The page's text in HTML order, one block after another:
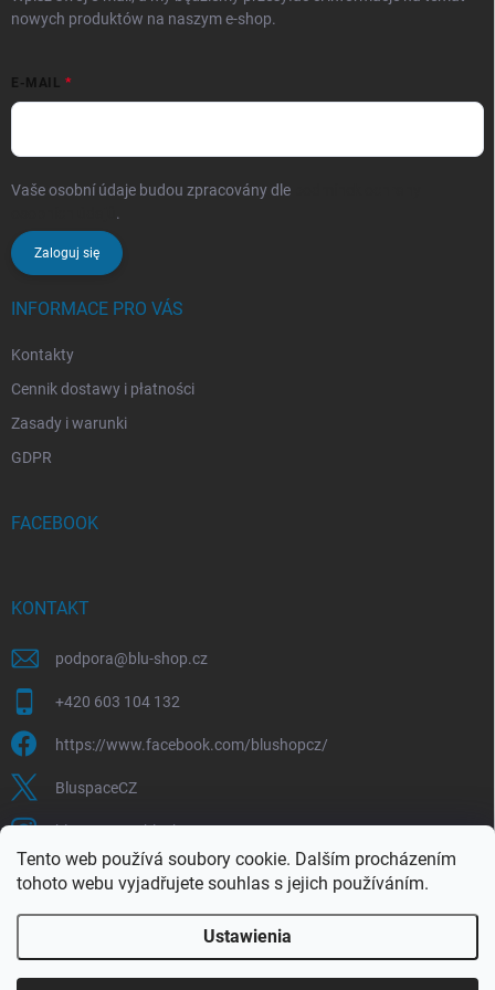
Tento web používá soubory cookie. Dalším procházením
tohoto webu vyjadřujete souhlas s jejich používáním.
Ustawienia
nowych produktów na naszym e-shop.
E-MAIL
Vaše osobní údaje budou zpracovány dle
.
Zaloguj się
INFORMACE PRO VÁS
Kontakty
Cennik dostawy i płatności
Zasady i warunki
GDPR
FACEBOOK
KONTAKT
podpora@blu-shop.cz
+420 603 104 132
https://www.facebook.com/blushopcz/
BluspaceCZ
bluspace.cz_blushop.cz
Blu-space.cz Blu-shop.cz Štěpán Čermák